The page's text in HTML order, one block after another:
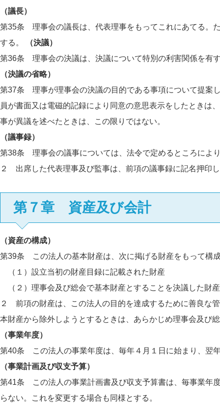
（議長）
第35条 理事会の議長は、代表理事をもってこれにあてる。
する。
（決議）
第36条 理事会の決議は、決議について特別の利害関係を有
（決議の省略）
第37条 理事が理事会の決議の目的である事項について提案
員が書面又は電磁的記録により同意の意思表示をしたときは
事が異議を述べたときは、この限りではない。
（議事録）
第38条 理事会の議事については、法令で定めるところによ
２ 出席した代表理事及び監事は、前項の議事録に記名押印
第７章 資産及び会計
（資産の構成）
第39条 この法人の基本財産は、次に掲げる財産をもって構
（１）設立当初の財産目録に記載された財産
（２）理事会及び総会で基本財産とすることを決議した財産
２ 前項の財産は、この法人の目的を達成するために善良な
本財産から除外しようとするときは、あらかじめ理事会及び
（事業年度）
第40条 この法人の事業年度は、毎年４月１日に始まり、翌
（事業計画及び収支予算）
第41条 この法人の事業計画書及び収支予算書は、毎事業年
らない。これを変更する場合も同様とする。